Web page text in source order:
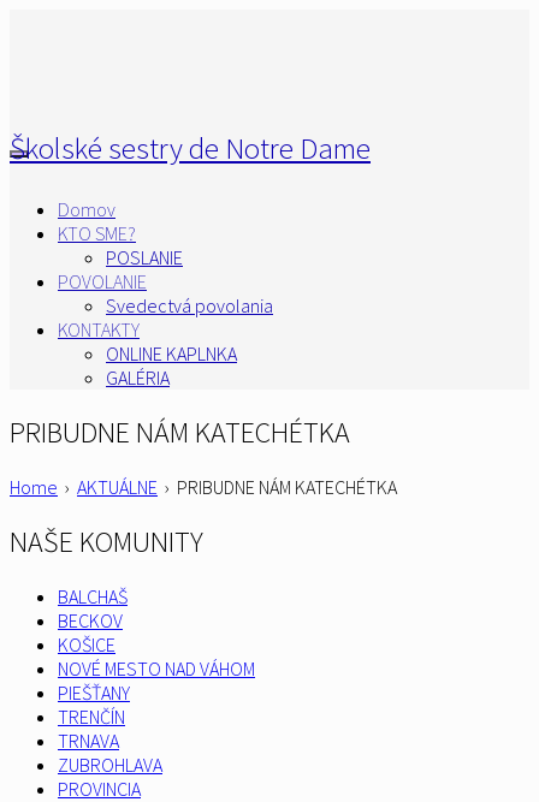
Školské sestry de Notre Dame
Domov
KTO SME?
POSLANIE
POVOLANIE
Svedectvá povolania
KONTAKTY
ONLINE KAPLNKA
GALÉRIA
PRIBUDNE NÁM KATECHÉTKA
Home › AKTUÁLNE › PRIBUDNE NÁM KATECHÉTKA
NAŠE KOMUNITY
BALCHAŠ
BECKOV
KOŠICE
NOVÉ MESTO NAD VÁHOM
PIEŠŤANY
TRENČÍN
TRNAVA
ZUBROHLAVA
PROVINCIA